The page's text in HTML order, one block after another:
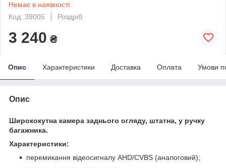
Немає в наявності
Код: 39005
Роздріб
3 240 ₴
Опис Характеристики Доставка Оплата Умови
Опис
Ширококутна камера заднього огляду, штатна, у ручку
багажника.
Характеристики:
перемикання відеосигналу AHD/CVBS (аналоговий);